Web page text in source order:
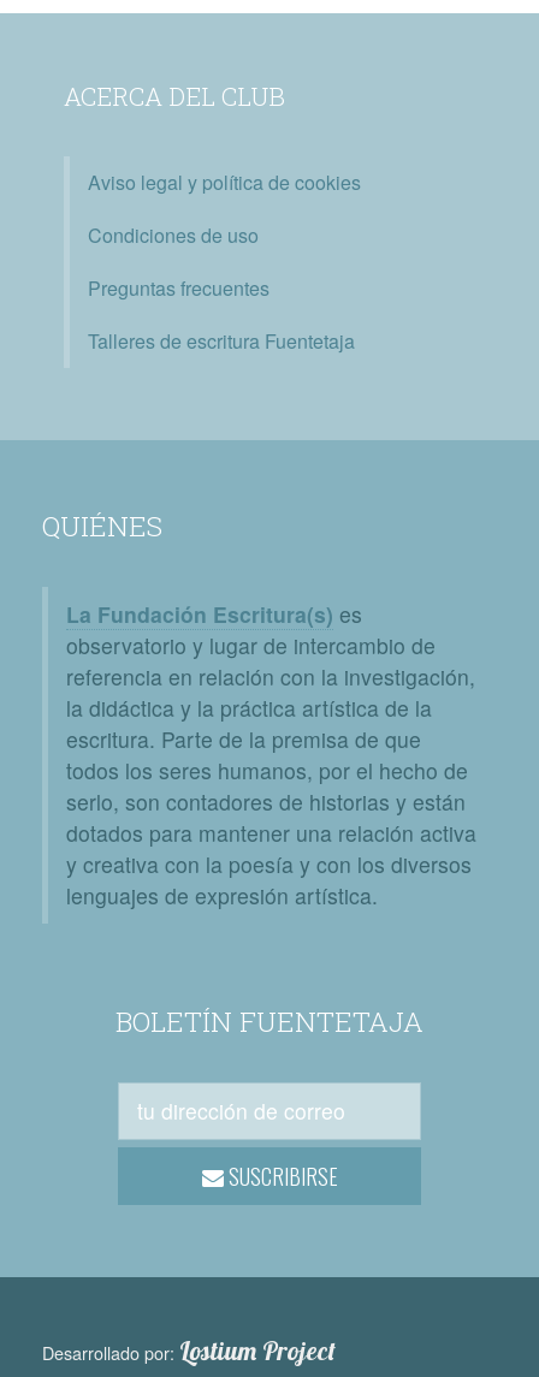
ACERCA DEL CLUB
Aviso legal y política de cookies
Condiciones de uso
Preguntas frecuentes
Talleres de escritura Fuentetaja
QUIÉNES
La Fundación Escritura(s) es
observatorio y lugar de intercambio de
referencia en relación con la investigación,
la didáctica y la práctica artística de la
escritura. Parte de la premisa de que
todos los seres humanos, por el hecho de
serlo, son contadores de historias y están
dotados para mantener una relación activa
y creativa con la poesía y con los diversos
lenguajes de expresión artística.
BOLETÍN FUENTETAJA
SUSCRIBIRSE
Desarrollado por: Lostium Project